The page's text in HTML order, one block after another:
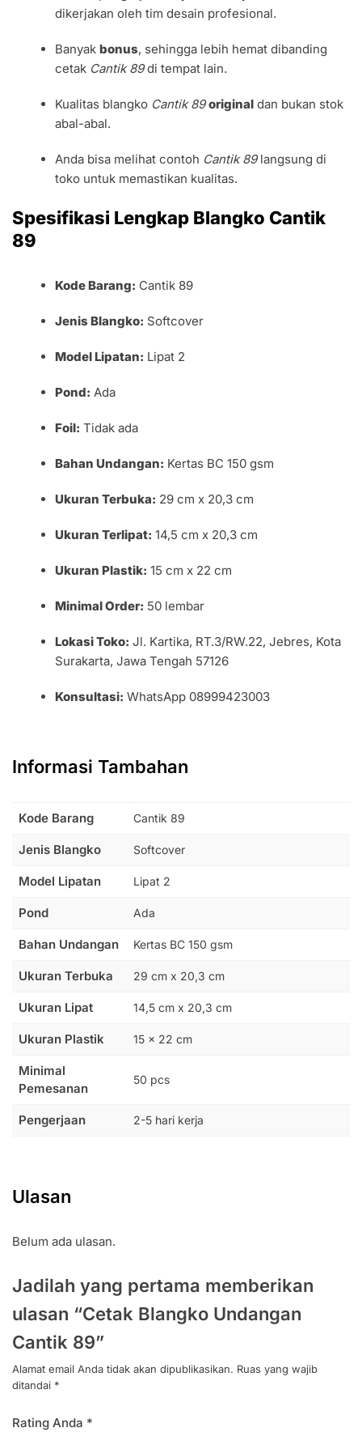
dikerjakan oleh tim desain profesional.
Banyakbonus, sehingga lebih hemat dibanding
cetak Cantik 89di tempat lain.
Kualitas blangko Cantik 89 original dan bukan stok
abal-abal.
Anda bisa melihat contoh Cantik 89langsung di
toko untuk memastikan kualitas.
Spesifikasi Lengkap Blangko Cantik
89
Kode Barang: Cantik 89
Jenis Blangko: Softcover
Model Lipatan: Lipat 2
Pond: Ada
Foil: Tidak ada
Bahan Undangan: Kertas BC 150 gsm
Ukuran Terbuka: 29 cm x 20,3 cm
Ukuran Terlipat: 14,5 cm x 20,3 cm
Ukuran Plastik: 15 cm x 22 cm
Minimal Order: 50 lembar
Lokasi Toko: Jl. Kartika, RT.3/RW.22, Jebres, Kota
Surakarta, Jawa Tengah 57126
Konsultasi: WhatsApp 08999423003
Informasi Tambahan
Kode Barang Cantik 89
Jenis Blangko Softcover
Model Lipatan Lipat 2
Pond Ada
Bahan Undangan Kertas BC 150 gsm
Ukuran Terbuka 29 cm x 20,3 cm
Ukuran Lipat 14,5 cm x 20,3 cm
Ukuran Plastik 15 × 22 cm
Minimal
Pemesanan
50 pcs
Pengerjaan 2-5 hari kerja
Ulasan
Belum ada ulasan.
Jadilah yang pertama memberikan
ulasan “Cetak Blangko Undangan
Cantik 89”
Alamat email Anda tidak akan dipublikasikan. Ruas yang wajib
ditandai *
Rating Anda *